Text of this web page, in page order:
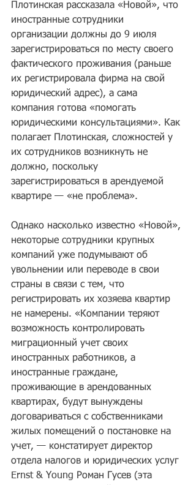
Плотинская рассказала «Новой», что
иностранные сотрудники
организации должны до 9 июля
зарегистрироваться по месту своего
фактического проживания (раньше
их регистрировала фирма на свой
юридический адрес), а сама
компания готова «помогать
юридическими консультациями». Как
полагает Плотинская, сложностей у
их сотрудников возникнуть не
должно, поскольку
зарегистрироваться в арендуемой
квартире — «не проблема».
Однако насколько известно «Новой»,
некоторые сотрудники крупных
компаний уже подумывают об
увольнении или переводе в свои
страны в связи с тем, что
регистрировать их хозяева квартир
не намерены. «Компании теряют
возможность контролировать
миграционный учет своих
иностранных работников, а
иностранные граждане,
проживающие в арендованных
квартирах, будут вынуждены
договариваться с собственниками
жилых помещений о постановке на
учет, — констатирует директор
отдела налогов и юридических услуг
Ernst & Young Роман Гусев (эта